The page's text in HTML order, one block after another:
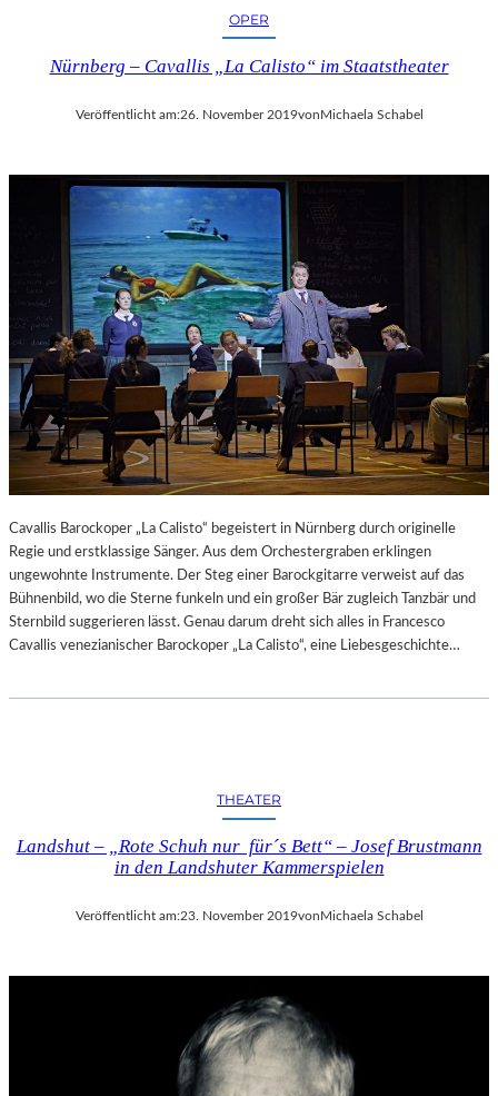
OPER
Nürnberg – Cavallis „La Calisto“ im Staatstheater
Veröffentlicht am:26. November 2019vonMichaela Schabel
Cavallis Barockoper „La Calisto“ begeistert in Nürnberg durch originelle
Regie und erstklassige Sänger. Aus dem Orchestergraben erklingen
ungewohnte Instrumente. Der Steg einer Barockgitarre verweist auf das
Bühnenbild, wo die Sterne funkeln und ein großer Bär zugleich Tanzbär und
Sternbild suggerieren lässt. Genau darum dreht sich alles in Francesco
Cavallis venezianischer Barockoper „La Calisto“, eine Liebesgeschichte…
THEATER
Landshut – „Rote Schuh nur für´s Bett“ – Josef Brustmann
in den Landshuter Kammerspielen
Veröffentlicht am:23. November 2019vonMichaela Schabel